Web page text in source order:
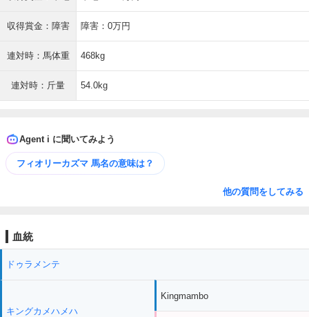
収得賞金：障害 障害：0万円
連対時：馬体重 468kg
連対時：斤量 54.0kg
Agent i に聞いてみよう
フィオリーカズマ 馬名の意味は？
他の質問をしてみる
血統
ドゥラメンテ
キングカメハメハ
Kingmambo